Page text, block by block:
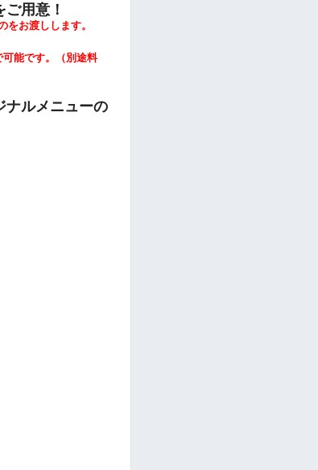
用意！
お渡しします。
能です。（別途料
ナルメニューの